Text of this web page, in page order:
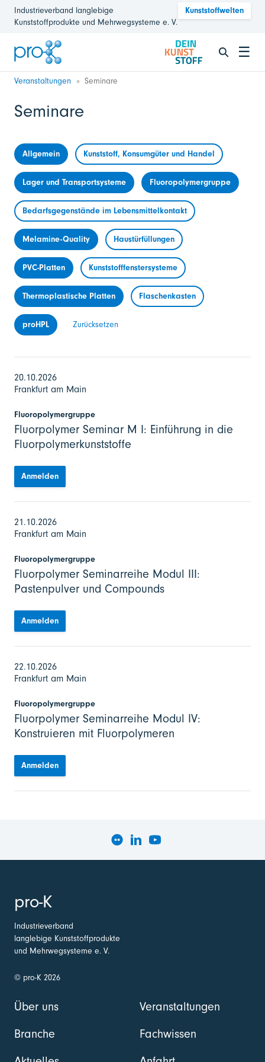
Industrieverband langlebige
Kunststoffprodukte und Mehrwegsysteme e. V.
Kunststoffwelten
☰
Veranstaltungen Seminare
Seminare
Allgemein Kunststoff, Konsumgüter und Handel
Lager und Transportsysteme Fluoropolymergruppe
Bedarfsgegenstände im Lebensmittelkontakt
Melamine-Quality Haustürfüllungen
PVC-Platten Kunststofffenstersysteme
Thermoplastische Platten Flaschenkasten
proHPL Zurücksetzen
20.10.2026
Frankfurt am Main
Fluoropolymergruppe
Fluorpolymer Seminar M I: Einführung in die
Fluorpolymerkunststoffe
Anmelden
21.10.2026
Frankfurt am Main
Fluoropolymergruppe
Fluorpolymer Seminarreihe Modul III:
Pastenpulver und Compounds
Anmelden
22.10.2026
Frankfurt am Main
Fluoropolymergruppe
Fluorpolymer Seminarreihe Modul IV:
Konstruieren mit Fluorpolymeren
Anmelden
pro-K
Industrieverband
langlebige Kunststoffprodukte
und Mehrwegsysteme e. V.
© pro-K 2026
Über uns
Branche
Veranstaltungen
Fachwissen